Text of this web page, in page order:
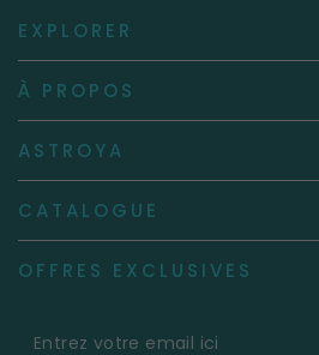
EXPLORER
À PROPOS
ASTROYA
CATALOGUE
OFFRES EXCLUSIVES
Entrez